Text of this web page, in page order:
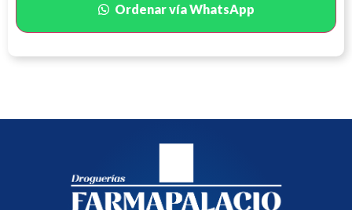
Ordenar vía WhatsApp